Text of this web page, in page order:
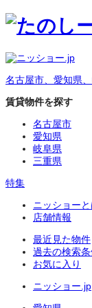
名古屋市、愛知県
賃貸物件を探す
名古屋市
愛知県
岐阜県
三重県
特集
ニッショーと
店舗情報
最近見た物件
過去の検索
お気に入り
ニッショー.jp